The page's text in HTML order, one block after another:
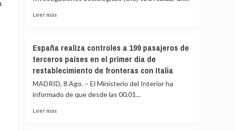
viajeros
procedentes
de
Leer másLeer
CIS
y
el
diseñarán
un
España realiza controles a 199 pasajeros de
terceros países en el primer día de
restablecimiento de fronteras con Italia
MADRID, 8 Ago. – El Ministerio del Interior ha
informado de que desde las 00.01...
Leer másLeer